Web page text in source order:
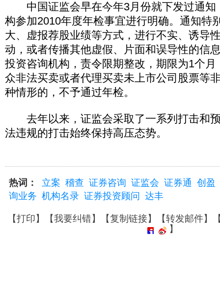
中国证监会早在今年3月份就下发过通知
构参加2010年度年检事宜进行明确。通知特
大、虚报荐股业绩等方式，进行不实、诱导
动，或者传播其他虚假、片面和误导性的信
投资咨询机构，责令限期整改，期限为1个月
众非法买卖或者代理买卖未上市公司股票等
种情形的，不予通过年检。
去年以来，证监会采取了一系列打击和
法违规的打击始终保持高压态势。
热词： 立案 稽查 证券咨询 证监会 证券通 创盈
询业务 机构名录 证券投资顾问 达丰
【打印】【我要纠错】【复制链接】【转发邮件】
】